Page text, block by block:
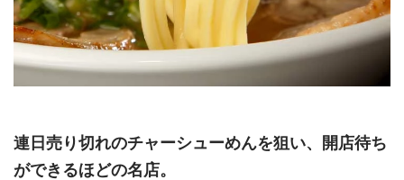
連日売り切れのチャーシューめんを狙い、開店待ち
ができるほどの名店。